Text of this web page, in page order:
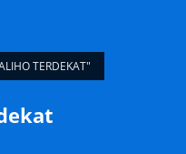
TERDEKAT"